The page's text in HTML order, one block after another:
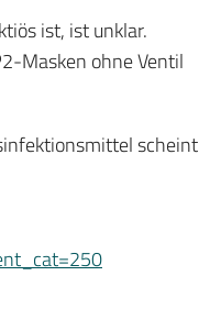
ist, ist unklar.
Masken ohne Ventil
scheint